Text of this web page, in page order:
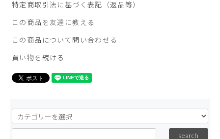
特定商取引法に基づく表記（返品等）
この商品を友達に教える
この商品について問い合わせる
買い物を続ける